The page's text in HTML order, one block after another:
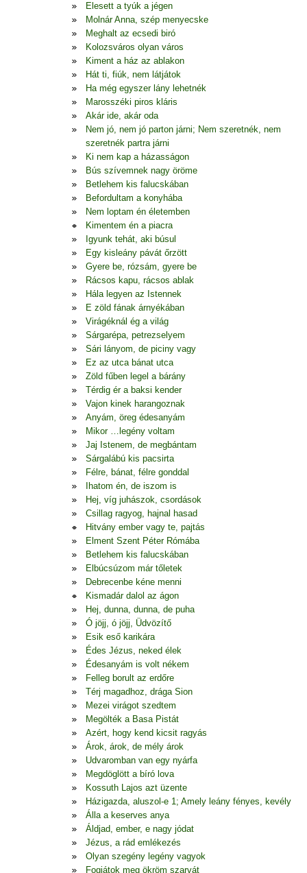
Elesett a tyúk a jégen
Molnár Anna, szép menyecske
Meghalt az ecsedi biró
Kolozsváros olyan város
Kiment a ház az ablakon
Hát ti, fiúk, nem látjátok
Ha még egyszer lány lehetnék
Marosszéki piros kláris
Akár ide, akár oda
Nem jó, nem jó parton járni; Nem szeretnék, nem
szeretnék partra járni
Ki nem kap a házasságon
Bús szívemnek nagy öröme
Betlehem kis falucskában
Befordultam a konyhába
Nem loptam én életemben
Kimentem én a piacra
Igyunk tehát, aki búsul
Egy kisleány pávát őrzött
Gyere be, rózsám, gyere be
Rácsos kapu, rácsos ablak
Hála legyen az Istennek
E zöld fának árnyékában
Virágéknál ég a világ
Sárgarépa, petrezselyem
Sári lányom, de piciny vagy
Ez az utca bánat utca
Zöld fűben legel a bárány
Térdig ér a baksi kender
Vajon kinek harangoznak
Anyám, öreg édesanyám
Mikor …legény voltam
Jaj Istenem, de megbántam
Sárgalábú kis pacsirta
Félre, bánat, félre gonddal
Ihatom én, de iszom is
Hej, víg juhászok, csordások
Csillag ragyog, hajnal hasad
Hitvány ember vagy te, pajtás
Elment Szent Péter Rómába
Betlehem kis falucskában
Elbúcsúzom már tőletek
Debrecenbe kéne menni
Kismadár dalol az ágon
Hej, dunna, dunna, de puha
Ó jöjj, ó jöjj, Üdvözítő
Esik eső karikára
Édes Jézus, neked élek
Édesanyám is volt nékem
Felleg borult az erdőre
Térj magadhoz, drága Sion
Mezei virágot szedtem
Megölték a Basa Pistát
Azért, hogy kend kicsit ragyás
Árok, árok, de mély árok
Udvaromban van egy nyárfa
Megdöglött a bíró lova
Kossuth Lajos azt üzente
Házigazda, aluszol-e 1; Amely leány fényes, kevély
Álla a keserves anya
Áldjad, ember, e nagy jódat
Jézus, a rád emlékezés
Olyan szegény legény vagyok
Fogjátok meg ökröm szarvát